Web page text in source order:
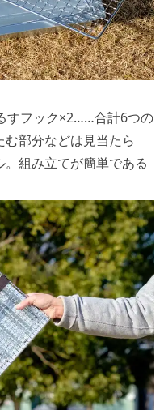
すフック×2……合計6つの
部分などは見当たら
組み立てが簡単である